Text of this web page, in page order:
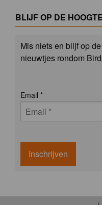
BLIJF OP DE HOOGTE
Mis niets en blijf op
nieuwtjes rondom
Email *
Inschrijven